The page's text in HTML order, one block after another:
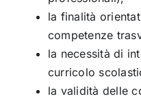
la finalità
competenze
la necessità di
curricolo
la validità delle